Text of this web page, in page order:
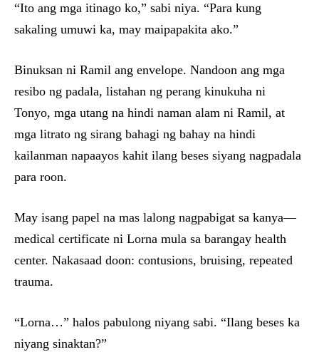
“Ito ang mga itinago ko,” sabi niya. “Para kung
sakaling umuwi ka, may maipapakita ako.”
Binuksan ni Ramil ang envelope. Nandoon ang mga
resibo ng padala, listahan ng perang kinukuha ni
Tonyo, mga utang na hindi naman alam ni Ramil, at
mga litrato ng sirang bahagi ng bahay na hindi
kailanman napaayos kahit ilang beses siyang nagpadala
para roon.
May isang papel na mas lalong nagpabigat sa kanya—
medical certificate ni Lorna mula sa barangay health
center. Nakasaad doon: contusions, bruising, repeated
trauma.
“Lorna…” halos pabulong niyang sabi. “Ilang beses ka
niyang sinaktan?”